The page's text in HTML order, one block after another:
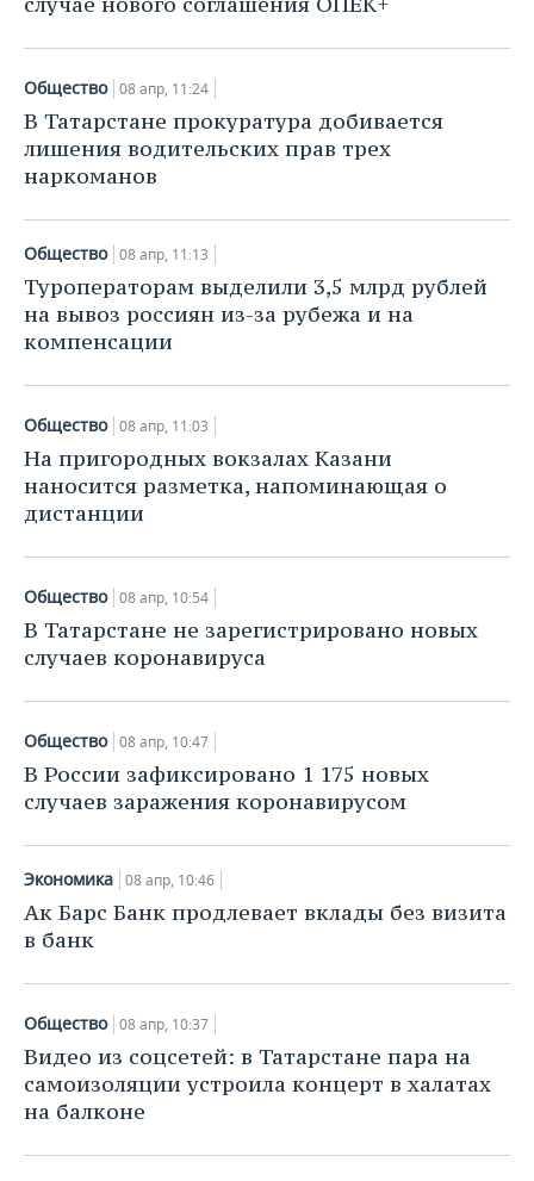
Общество 08 апр, 11:24
В Татарстане прокуратура добивается
лишения водительских прав трех
наркоманов
Общество 08 апр, 11:13
Туроператорам выделили 3,5 млрд рублей
на вывоз россиян из-за рубежа и на
компенсации
Общество 08 апр, 11:03
На пригородных вокзалах Казани
наносится разметка, напоминающая о
дистанции
Общество 08 апр, 10:54
В Татарстане не зарегистрировано новых
случаев коронавируса
Общество 08 апр, 10:47
В России зафиксировано 1 175 новых
случаев заражения коронавирусом
Экономика 08 апр, 10:46
Ак Барс Банк продлевает вклады без визита
в банк
Общество 08 апр, 10:37
Видео из соцсетей: в Татарстане пара на
самоизоляции устроила концерт в халатах
на балконе